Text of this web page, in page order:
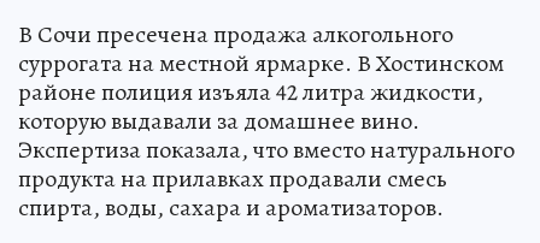
В Сочи пресечена продажа алкогольного
суррогата на местной ярмарке. В Хостинском
районе полиция изъяла 42 литра жидкости,
которую выдавали за домашнее вино.
Экспертиза показала, что вместо натурального
продукта на прилавках продавали смесь
спирта, воды, сахара и ароматизаторов.